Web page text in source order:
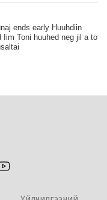
ends early Huuhdiin
Toni huuhed neg jil a to